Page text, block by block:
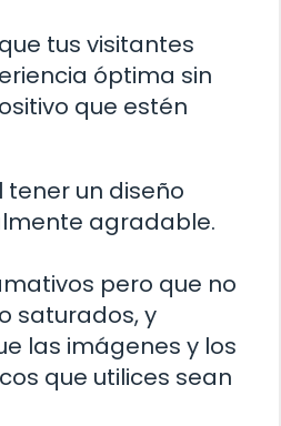
tus visitantes
óptima sin
que estén
tener un diseño
agradable.
pero que no
saturados, y
las imágenes y los
que utilices sean